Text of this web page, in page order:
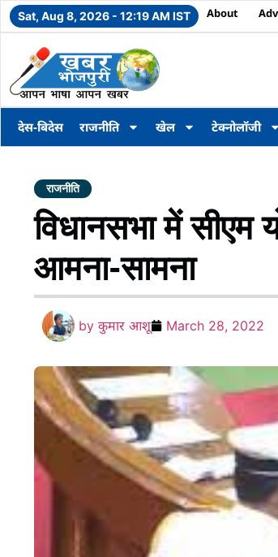
Sat, Aug 8, 2026 - 12:19 AM IST About
देस-बिदेस राजनीति खेल टेक्नोलॉजी
राजनीति
विधानसभा में
आमना-सामना
by कुमार आशू March 28, 2022